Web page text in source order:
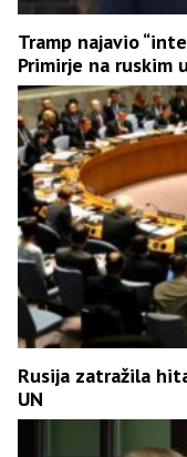
Tramp najavio
Primirje na ruskim
Rusija zatražila
UN